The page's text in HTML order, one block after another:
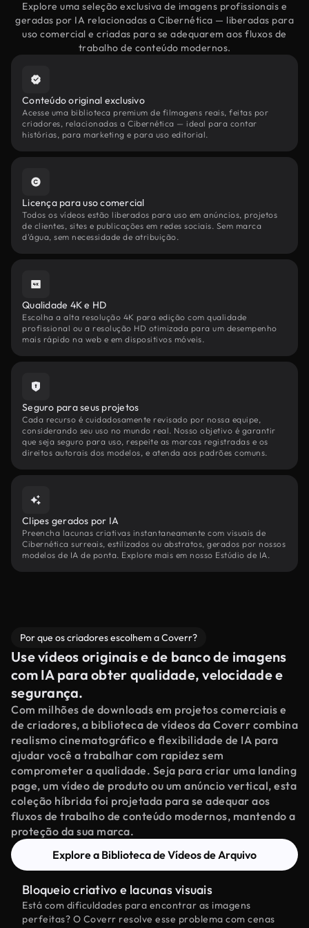
Explore uma seleção exclusiva de imagens profissionais e
geradas por IA relacionadas a Cibernética — liberadas para
uso comercial e criadas para se adequarem aos fluxos de
trabalho de conteúdo modernos.
Conteúdo original exclusivo
Acesse uma biblioteca premium de filmagens reais, feitas por
criadores, relacionadas a Cibernética — ideal para contar
histórias, para marketing e para uso editorial.
Licença para uso comercial
Todos os vídeos estão liberados para uso em anúncios, projetos
de clientes, sites e publicações em redes sociais. Sem marca
d'água, sem necessidade de atribuição.
Qualidade 4K e HD
Escolha a alta resolução 4K para edição com qualidade
profissional ou a resolução HD otimizada para um desempenho
mais rápido na web e em dispositivos móveis.
Seguro para seus projetos
Cada recurso é cuidadosamente revisado por nossa equipe,
considerando seu uso no mundo real. Nosso objetivo é garantir
que seja seguro para uso, respeite as marcas registradas e os
direitos autorais dos modelos, e atenda aos padrões comuns.
Clipes gerados por IA
Preencha lacunas criativas instantaneamente com visuais de
Cibernética surreais, estilizados ou abstratos, gerados por nossos
modelos de IA de ponta. Explore mais em nosso Estúdio de IA.
Por que os criadores escolhem a Coverr?
Use vídeos originais e de banco de imagens
com IA para obter qualidade, velocidade e
segurança.
Com milhões de downloads em projetos comerciais e
de criadores, a biblioteca de vídeos da Coverr combina
realismo cinematográfico e flexibilidade de IA para
ajudar você a trabalhar com rapidez sem
comprometer a qualidade. Seja para criar uma landing
page, um vídeo de produto ou um anúncio vertical, esta
coleção híbrida foi projetada para se adequar aos
fluxos de trabalho de conteúdo modernos, mantendo a
proteção da sua marca.
Explore a Biblioteca de Vídeos de Arquivo
Bloqueio criativo e lacunas visuais
Está com dificuldades para encontrar as imagens
perfeitas? O Coverr resolve esse problema com cenas